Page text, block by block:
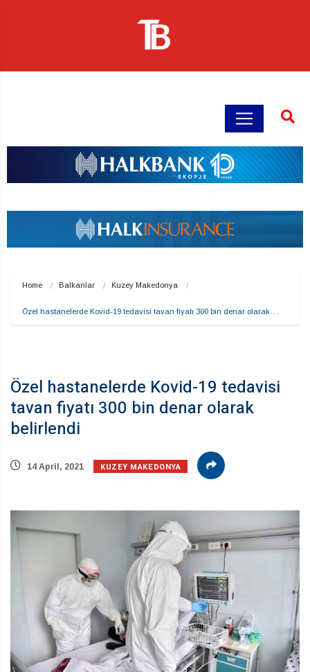
Home Balkanlar Kuzey Makedonya
Özel hastanelerde Kovid-19 tedavisi tavan fiyatı 300 bin denar olarak…
Özel hastanelerde Kovid-19 tedavisi
tavan fiyatı 300 bin denar olarak
belirlendi
14 April, 2021 KUZEY MAKEDONYA